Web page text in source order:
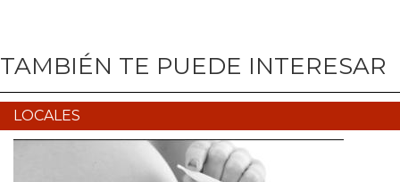
TAMBIÉN TE PUEDE INTERESAR
LOCALES